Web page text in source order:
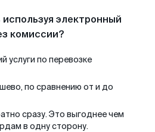
электронный
комиссии?
услуги по перевозке
по сравнению от и до
сразу. Это выгоднее чем
в одну сторону.